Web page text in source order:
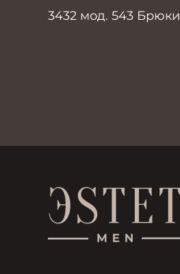
3432 мод. 543 Брюки